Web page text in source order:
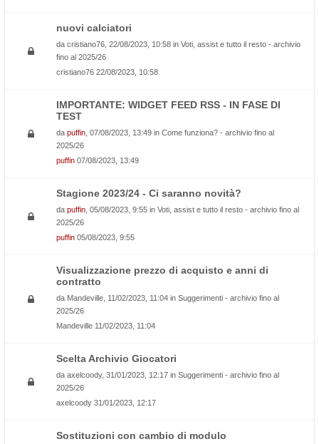
nuovi calciatori
da cristiano76 , 22/08/2023, 10:58 in Voti, assist e tutto il resto - archivio
fino al 2025/26
cristiano76 22/08/2023, 10:58
IMPORTANTE: WIDGET FEED RSS - IN FASE DI
TEST
da puffin , 07/08/2023, 13:49 in Come funziona? - archivio fino al
2025/26
puffin 07/08/2023, 13:49
Stagione 2023/24 - Ci saranno novità?
da puffin , 05/08/2023, 9:55 in Voti, assist e tutto il resto - archivio fino al
2025/26
puffin 05/08/2023, 9:55
Visualizzazione prezzo di acquisto e anni di
contratto
da Mandeville , 11/02/2023, 11:04 in Suggerimenti - archivio fino al
2025/26
Mandeville 11/02/2023, 11:04
Scelta Archivio Giocatori
da axelcoody, 31/01/2023, 12:17 in Suggerimenti - archivio fino al
2025/26
axelcoody 31/01/2023, 12:17
Sostituzioni con cambio di modulo